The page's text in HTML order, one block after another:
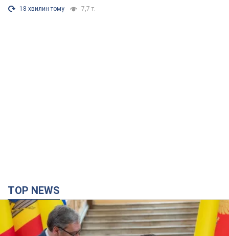
18 хвилин тому 7,7 т.
TOP NEWS